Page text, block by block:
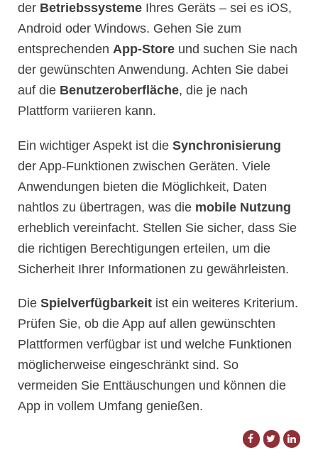
der Betriebssysteme Ihres Geräts – sei es iOS,
Android oder Windows. Gehen Sie zum
entsprechenden App-Store und suchen Sie nach
der gewünschten Anwendung. Achten Sie dabei
auf die Benutzeroberfläche, die je nach
Plattform variieren kann.
Ein wichtiger Aspekt ist die Synchronisierung
der App-Funktionen zwischen Geräten. Viele
Anwendungen bieten die Möglichkeit, Daten
nahtlos zu übertragen, was die mobile Nutzung
erheblich vereinfacht. Stellen Sie sicher, dass Sie
die richtigen Berechtigungen erteilen, um die
Sicherheit Ihrer Informationen zu gewährleisten.
Die Spielverfügbarkeit ist ein weiteres Kriterium.
Prüfen Sie, ob die App auf allen gewünschten
Plattformen verfügbar ist und welche Funktionen
möglicherweise eingeschränkt sind. So
vermeiden Sie Enttäuschungen und können die
App in vollem Umfang genießen.